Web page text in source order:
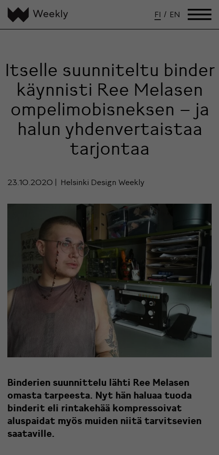
FI / EN
Itselle suunniteltu binder
käynnisti Ree Melasen
ompelimobisneksen – ja
halun yhdenvertaistaa
tarjontaa
23.10.2020 Helsinki Design Weekly
Binderien suunnittelu lähti Ree Melasen
omasta tarpeesta. Nyt hän haluaa tuoda
binderit eli rintakehää kompressoivat
aluspaidat myös muiden niitä tarvitsevien
saataville.